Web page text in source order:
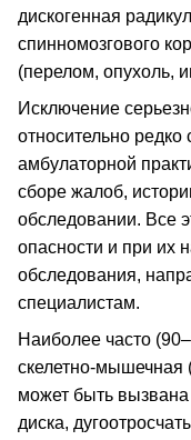
дискогенная
спинномозгового
(перелом, опухоль,
Исключение
относительно
амбулаторной
сборе жалоб,
обследовании. Все
опасности и при их
обследования,
специалистам.
Наиболее часто
скелетно-мышечная
может быть
диска,